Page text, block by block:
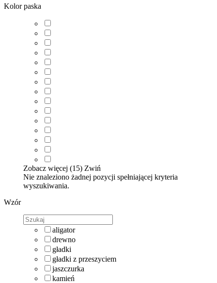
Kolor paska
Zobacz więcej (15) Zwiń
Nie znaleziono żadnej pozycji spełniającej kryteria
wyszukiwania.
Wzór
aligator
drewno
gładki
gładki z przeszyciem
jaszczurka
kamień